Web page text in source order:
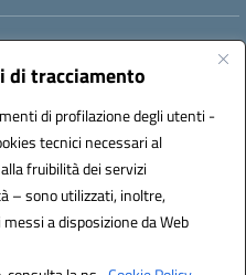
di tracciamento
di profilazione degli utenti -
tecnici necessari al
fruibilità dei servizi
– sono utilizzati, inoltre,
a disposizione da Web
3D Solution S.r.l.